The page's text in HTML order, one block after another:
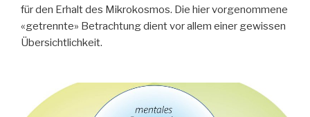
für den Erhalt des Mikrokosmos. Die hier vorgenommene
«getrennte» Betrachtung dient vor allem einer gewissen
Übersichtlichkeit.